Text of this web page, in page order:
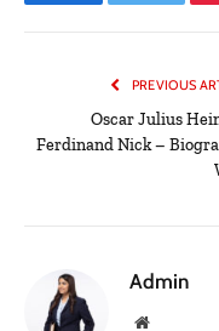
PREVIOUS
Oscar Julius
Ferdinand Nick –
Admin
Website